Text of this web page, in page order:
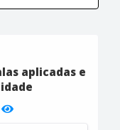
aplicadas e